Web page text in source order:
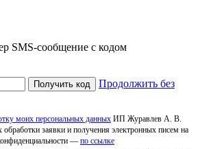
SMS-сообщение с кодом
Продолжить без
моих персональных данных ИП Журавлев А. В.
заявки и получения электронных писем на
— по ссылке